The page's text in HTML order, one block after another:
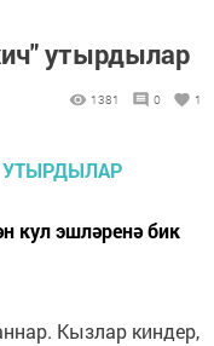
утырдылар
1381 0 1
кул эшләренә бик
Кызлар киндер,